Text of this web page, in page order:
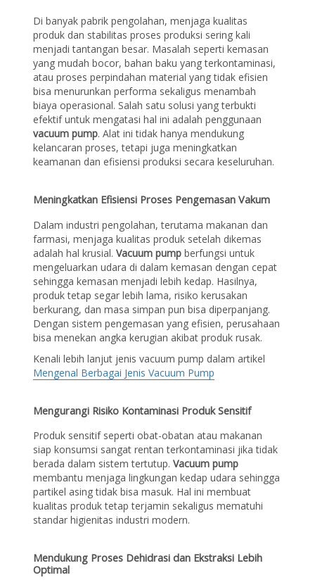
Di banyak pabrik pengolahan, menjaga kualitas
produk dan stabilitas proses produksi sering kali
menjadi tantangan besar. Masalah seperti kemasan
yang mudah bocor, bahan baku yang terkontaminasi,
atau proses perpindahan material yang tidak efisien
bisa menurunkan performa sekaligus menambah
biaya operasional. Salah satu solusi yang terbukti
efektif untuk mengatasi hal ini adalah penggunaan
vacuum pump. Alat ini tidak hanya mendukung
kelancaran proses, tetapi juga meningkatkan
keamanan dan efisiensi produksi secara keseluruhan.
Meningkatkan Efisiensi Proses Pengemasan Vakum
Dalam industri pengolahan, terutama makanan dan
farmasi, menjaga kualitas produk setelah dikemas
adalah hal krusial.Vacuum pump berfungsi untuk
mengeluarkan udara di dalam kemasan dengan cepat
sehingga kemasan menjadi lebih kedap. Hasilnya,
produk tetap segar lebih lama, risiko kerusakan
berkurang, dan masa simpan pun bisa diperpanjang.
Dengan sistem pengemasan yang efisien, perusahaan
bisa menekan angka kerugian akibat produk rusak.
Kenali lebih lanjut jenis vacuum pump dalam artikel
Mengenal Berbagai Jenis Vacuum Pump
Mengurangi Risiko Kontaminasi Produk Sensitif
Produk sensitif seperti obat-obatan atau makanan
siap konsumsi sangat rentan terkontaminasi jika tidak
berada dalam sistem tertutup.Vacuum pump
membantu menjaga lingkungan kedap udara sehingga
partikel asing tidak bisa masuk. Hal ini membuat
kualitas produk tetap terjamin sekaligus mematuhi
standar higienitas industri modern.
Mendukung Proses Dehidrasi dan Ekstraksi Lebih
Optimal